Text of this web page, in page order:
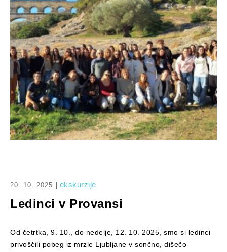
20. 10. 2025 | ekskurzije
Ledinci v Provansi
Od četrtka, 9. 10., do nedelje, 12. 10. 2025, smo si ledinci
privoščili pobeg iz mrzle Ljubljane v sončno, dišečo